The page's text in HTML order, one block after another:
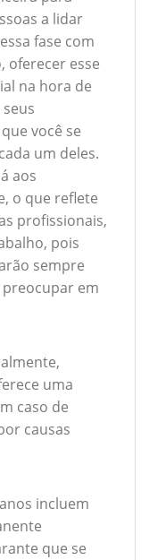
a lidar
fase com
oferecer esse
na hora de
você se
um deles.
aos
o que reflete
profissionais,
pois
sempre
em
uma
caso de
causas
incluem
que se